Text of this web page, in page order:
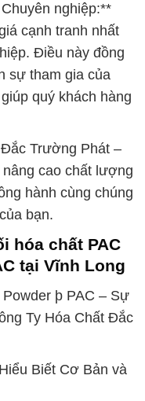
nghiệp:**
cạnh tranh nhất
Điều này đồng
sự tham gia của
quý khách hàng
Trường Phát –
cao chất lượng
hành cùng chúng
bạn.
hóa chất PAC
tại Vĩnh Long
þ PAC – Sự
Ty Hóa Chất Đắc
Biết Cơ Bản và